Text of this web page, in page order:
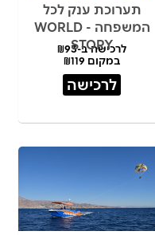
תערוכת ענק לכל
המשפחה - WORLD
STORY
לרכישה ב-₪93
במקום ₪119
לרכישה